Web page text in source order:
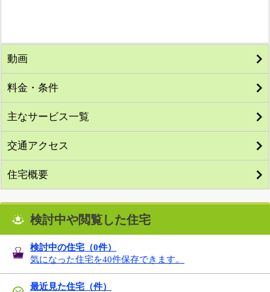
動画
料金・条件
主なサービス一覧
交通アクセス
住宅概要
検討中や閲覧した住宅
検討中の住宅（0件）
気になった住宅を40件保存できます。
最近見た住宅（件）